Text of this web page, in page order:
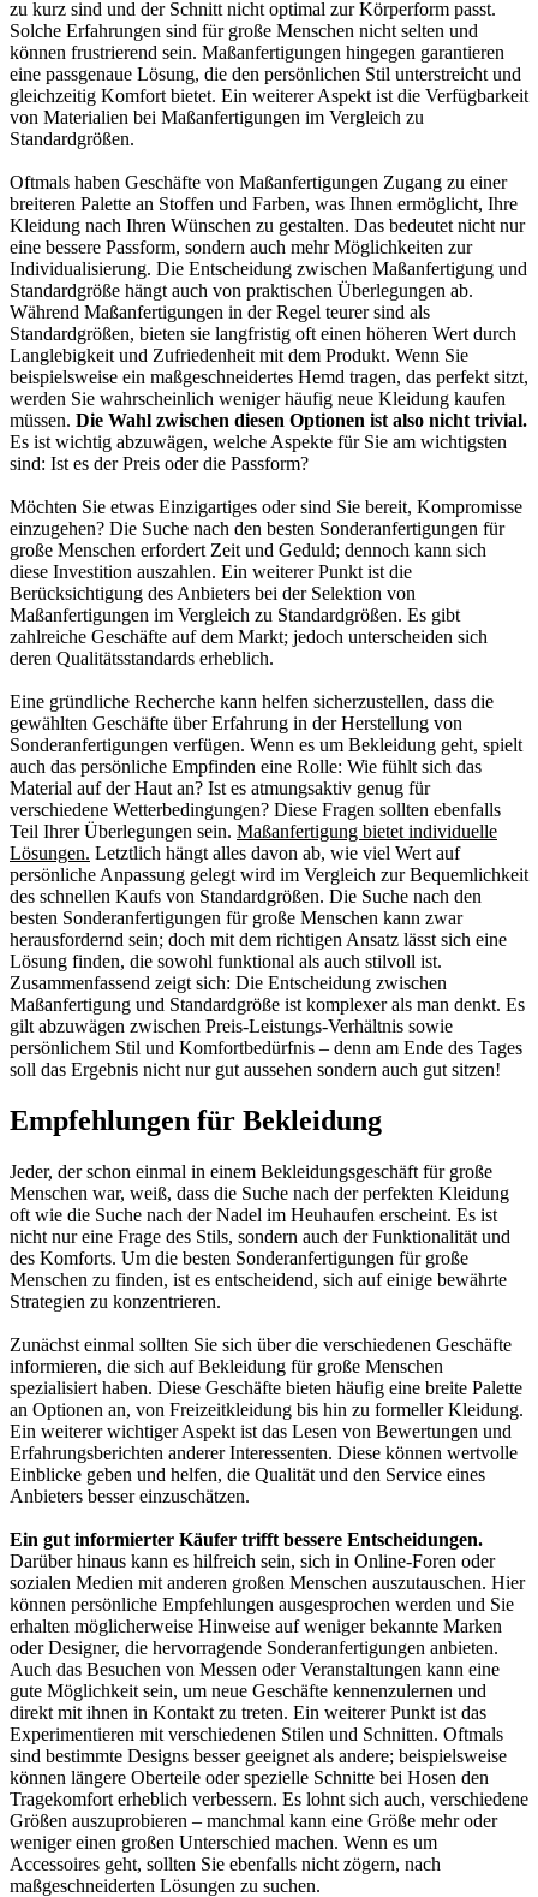
zu kurz sind und der Schnitt nicht optimal zur Körperform passt.
Solche Erfahrungen sind für große Menschen nicht selten und
können frustrierend sein. Maßanfertigungen hingegen garantieren
eine passgenaue Lösung, die den persönlichen Stil unterstreicht und
gleichzeitig Komfort bietet. Ein weiterer Aspekt ist die Verfügbarkeit
von Materialien bei Maßanfertigungen im Vergleich zu
Standardgrößen.
Oftmals haben Geschäfte von Maßanfertigungen Zugang zu einer
breiteren Palette an Stoffen und Farben, was Ihnen ermöglicht, Ihre
Kleidung nach Ihren Wünschen zu gestalten. Das bedeutet nicht nur
eine bessere Passform, sondern auch mehr Möglichkeiten zur
Individualisierung. Die Entscheidung zwischen Maßanfertigung und
Standardgröße hängt auch von praktischen Überlegungen ab.
Während Maßanfertigungen in der Regel teurer sind als
Standardgrößen, bieten sie langfristig oft einen höheren Wert durch
Langlebigkeit und Zufriedenheit mit dem Produkt. Wenn Sie
beispielsweise ein maßgeschneidertes Hemd tragen, das perfekt sitzt,
werden Sie wahrscheinlich weniger häufig neue Kleidung kaufen
müssen. Die Wahl zwischen diesen Optionen ist also nicht trivial.
Es ist wichtig abzuwägen, welche Aspekte für Sie am wichtigsten
sind: Ist es der Preis oder die Passform?
Möchten Sie etwas Einzigartiges oder sind Sie bereit, Kompromisse
einzugehen? Die Suche nach den besten Sonderanfertigungen für
große Menschen erfordert Zeit und Geduld; dennoch kann sich
diese Investition auszahlen. Ein weiterer Punkt ist die
Berücksichtigung des Anbieters bei der Selektion von
Maßanfertigungen im Vergleich zu Standardgrößen. Es gibt
zahlreiche Geschäfte auf dem Markt; jedoch unterscheiden sich
deren Qualitätsstandards erheblich.
Eine gründliche Recherche kann helfen sicherzustellen, dass die
gewählten Geschäfte über Erfahrung in der Herstellung von
Sonderanfertigungen verfügen. Wenn es um Bekleidung geht, spielt
auch das persönliche Empfinden eine Rolle: Wie fühlt sich das
Material auf der Haut an? Ist es atmungsaktiv genug für
verschiedene Wetterbedingungen? Diese Fragen sollten ebenfalls
Teil Ihrer Überlegungen sein. Maßanfertigung bietet individuelle
Lösungen. Letztlich hängt alles davon ab, wie viel Wert auf
persönliche Anpassung gelegt wird im Vergleich zur Bequemlichkeit
des schnellen Kaufs von Standardgrößen. Die Suche nach den
besten Sonderanfertigungen für große Menschen kann zwar
herausfordernd sein; doch mit dem richtigen Ansatz lässt sich eine
Lösung finden, die sowohl funktional als auch stilvoll ist.
Zusammenfassend zeigt sich: Die Entscheidung zwischen
Maßanfertigung und Standardgröße ist komplexer als man denkt. Es
gilt abzuwägen zwischen Preis-Leistungs-Verhältnis sowie
persönlichem Stil und Komfortbedürfnis – denn am Ende des Tages
soll das Ergebnis nicht nur gut aussehen sondern auch gut sitzen!
Empfehlungen für Bekleidung
Jeder, der schon einmal in einem Bekleidungsgeschäft für große
Menschen war, weiß, dass die Suche nach der perfekten Kleidung
oft wie die Suche nach der Nadel im Heuhaufen erscheint. Es ist
nicht nur eine Frage des Stils, sondern auch der Funktionalität und
des Komforts. Um die besten Sonderanfertigungen für große
Menschen zu finden, ist es entscheidend, sich auf einige bewährte
Strategien zu konzentrieren.
Zunächst einmal sollten Sie sich über die verschiedenen Geschäfte
informieren, die sich auf Bekleidung für große Menschen
spezialisiert haben. Diese Geschäfte bieten häufig eine breite Palette
an Optionen an, von Freizeitkleidung bis hin zu formeller Kleidung.
Ein weiterer wichtiger Aspekt ist das Lesen von Bewertungen und
Erfahrungsberichten anderer Interessenten. Diese können wertvolle
Einblicke geben und helfen, die Qualität und den Service eines
Anbieters besser einzuschätzen.
Ein gut informierter Käufer trifft bessere Entscheidungen.
Darüber hinaus kann es hilfreich sein, sich in Online-Foren oder
sozialen Medien mit anderen großen Menschen auszutauschen. Hier
können persönliche Empfehlungen ausgesprochen werden und Sie
erhalten möglicherweise Hinweise auf weniger bekannte Marken
oder Designer, die hervorragende Sonderanfertigungen anbieten.
Auch das Besuchen von Messen oder Veranstaltungen kann eine
gute Möglichkeit sein, um neue Geschäfte kennenzulernen und
direkt mit ihnen in Kontakt zu treten. Ein weiterer Punkt ist das
Experimentieren mit verschiedenen Stilen und Schnitten. Oftmals
sind bestimmte Designs besser geeignet als andere; beispielsweise
können längere Oberteile oder spezielle Schnitte bei Hosen den
Tragekomfort erheblich verbessern. Es lohnt sich auch, verschiedene
Größen auszuprobieren – manchmal kann eine Größe mehr oder
weniger einen großen Unterschied machen. Wenn es um
Accessoires geht, sollten Sie ebenfalls nicht zögern, nach
maßgeschneiderten Lösungen zu suchen.